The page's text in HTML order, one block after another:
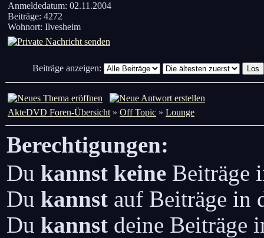
Anmeldedatum: 02.11.2004
Beiträge: 4272
Wohnort: Ilvesheim
Beiträge anzeigen:
AkteDVD Foren-Übersicht » Off Topic » Lounge
Berechtigungen:
Du kannst keine Beiträge
Du kannst auf Beiträge in
Du kannst deine Beiträge